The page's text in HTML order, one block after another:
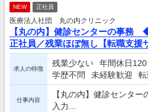
NEW 正社員
医療法人社団 丸の内クリニック
【丸の内】健診センターの事務
正社員／残業ほぼ無し【転職支援
求人の特徴
残業少ない 年間休日120
学歴不問
未経験歓迎
仕事内容
【丸の内】健診センタ
入力...